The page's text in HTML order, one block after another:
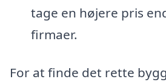
tage en højere pris
firmaer.
For at finde det rette